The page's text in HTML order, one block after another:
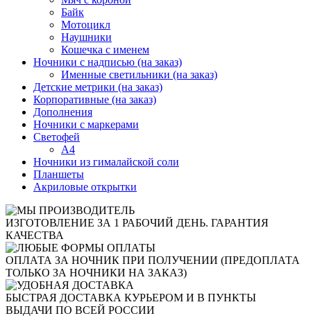
Байк
Мотоцикл
Наушники
Кошечка с именем
Ночники с надписью (на заказ)
Именные светильники (на заказ)
Детские метрики (на заказ)
Корпоративные (на заказ)
Дополнения
Ночники с маркерами
Светофей
А4
Ночники из гималайской соли
Планшеты
Акриловые открытки
ИЗГОТОВЛЕНИЕ ЗА 1 РАБОЧИЙ ДЕНЬ. ГАРАНТИЯ
КАЧЕСТВА
ОПЛАТА ЗА НОЧНИК ПРИ ПОЛУЧЕНИИ (ПРЕДОПЛАТА
ТОЛЬКО ЗА НОЧНИКИ НА ЗАКАЗ)
БЫСТРАЯ ДОСТАВКА КУРЬЕРОМ И В ПУНКТЫ
ВЫДАЧИ ПО ВСЕЙ РОССИИ